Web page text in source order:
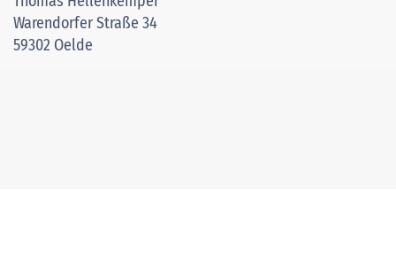
Warendorfer Straße 34
59302 Oelde